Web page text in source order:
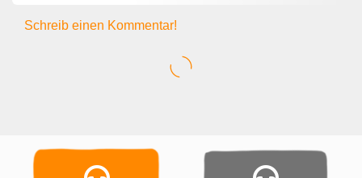
Schreib einen Kommentar!